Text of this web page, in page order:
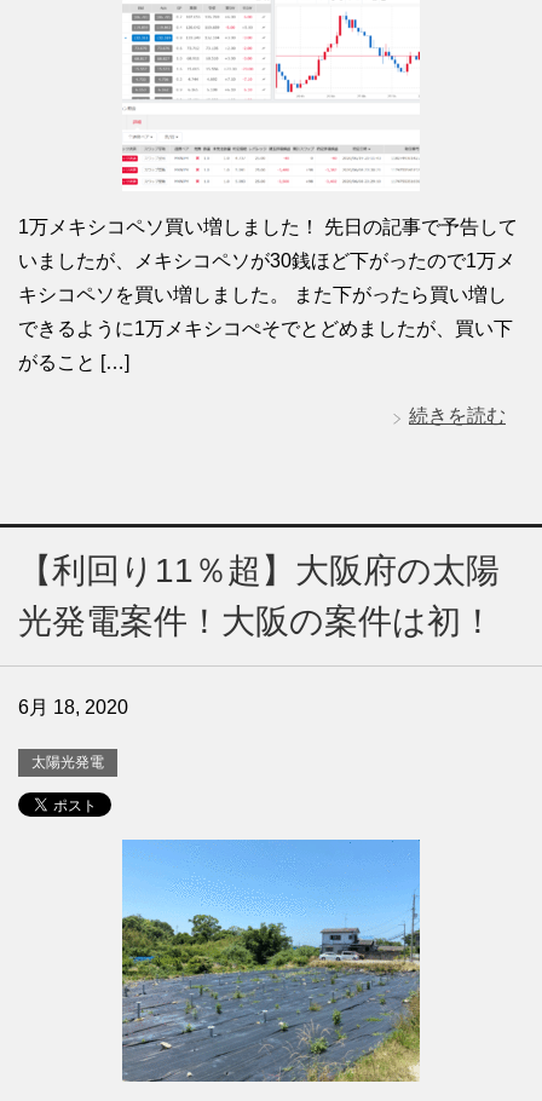
1万メキシコペソ買い増しました！ 先日の記事で予告して
いましたが、メキシコペソが30銭ほど下がったので1万メ
キシコペソを買い増しました。 また下がったら買い増し
できるように1万メキシコぺそでとどめましたが、買い下
がること […]
続きを読む
【利回り11％超】大阪府の太陽
光発電案件！大阪の案件は初！
6月 18, 2020
太陽光発電